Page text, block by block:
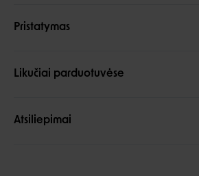
Pristatymas
Likučiai parduotuvėse
Atsiliepimai